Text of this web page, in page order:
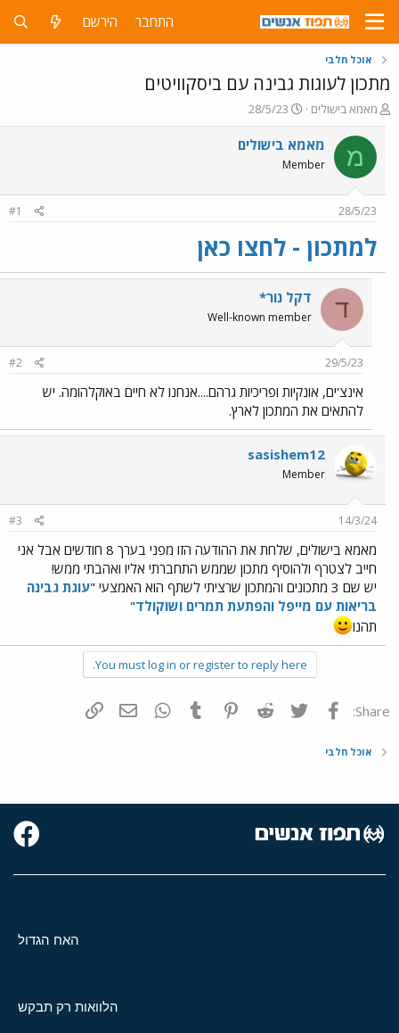
התחבר הירשם
אוכל חלבי
מתכון לעוגות גבינה עם ביסקוויטים
פ
ו
ת
ח
ה
ש
מאמא בישולים
פ
ו
ר
ם
ך
28/5/23
מ מאמא בישולים
Member
28/5/23
#1
למתכון - לחצו כאן
ד דקל נור*
Well-known member
29/5/23
#2
אינצ'ים, אונקיות ופריכיות גרהם....אנחנו לא חיים באוקלהומה. יש
להתאים את המתכון לארץ.
sasishem12
Member
14/3/24
#3
מאמא בישולים, שלחת את ההודעה הזו מפני בערך 8 חודשים אבל אני
חייב לצטרף ולהוסיף מתכון שממש התחברתי אליו ואהבתי ממש!
יש שם 3 מתכונים והמתכון שרציתי לשתף הוא האמצעי "
עוגת גבינה
בריאות עם מייפל והפתעת תמרים ושוקולד"
תהנו
You must log in or register to reply here.
Share: פייסבוק Twitter
Reddit
Pinterest
Tumblr
WhatsAppדואר אלקטרוני
אוכל חלבי
האח הגדול
הלוואות רק תבקש